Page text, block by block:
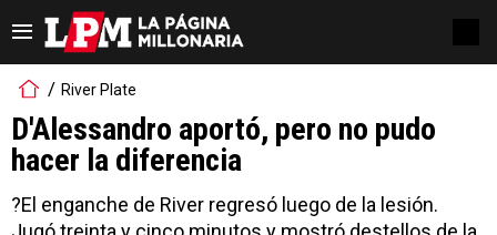
River Plate
D'Alessandro aportó, pero no pudo
hacer la diferencia
?El enganche de River regresó luego de la lesión.